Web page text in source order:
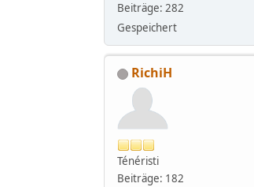
Beiträge: 282
Gespeichert
RichiH
Ténéristi
Beiträge: 182